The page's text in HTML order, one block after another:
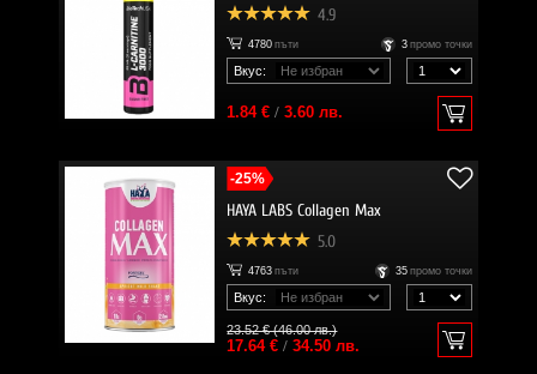
4.9
4780 пъти 3 промо точки
Вкус:
1.84 €/ 3.60 лв.
-25%
HAYA LABS Collagen Max
5.0
4763 пъти 35 промо точки
Вкус:
23.52 € (46.00 лв.)
17.64 €/ 34.50 лв.